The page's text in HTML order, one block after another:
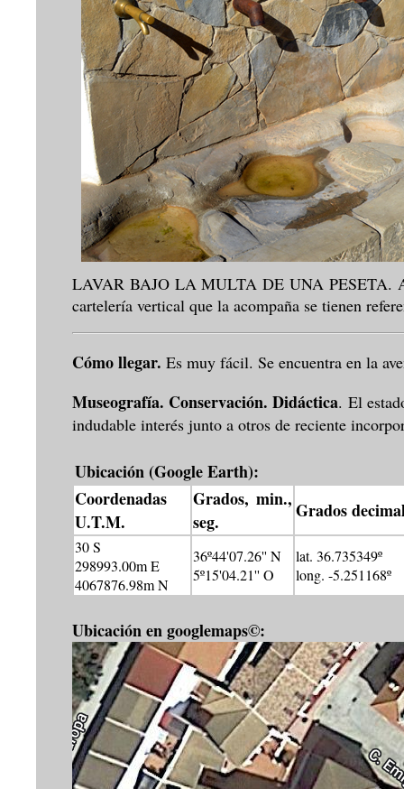
LAVAR BAJO LA MULTA DE UNA PESETA.
cartelería vertical que la acompaña se tienen
Cómo llegar. Es muy fácil. Se encuentra en la
Museografía. Conservación. Didáctica. El
indudable interés junto a otros de reciente
Ubicación (Google Earth):
Coordenadas
U.T.M.
Grados, min.,
seg.
Grados
30 S
298993.00m E
4067876.98m N
36º44'07.26'' N
5º15'04.21'' O
lat. 36.735349º
long. -5.251168º
Ubicación en googlemaps©: